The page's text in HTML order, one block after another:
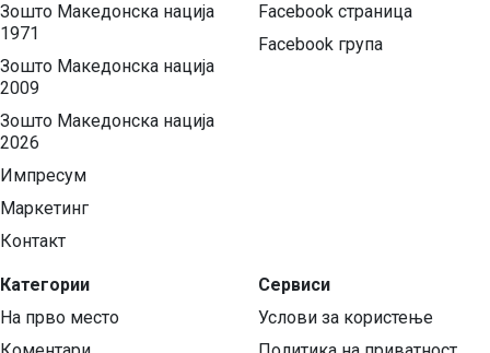
Зошто Македонска нација
1971
Зошто Македонска нација
2009
Зошто Македонска нација
2026
Импресум
Маркетинг
Контакт
Категории
На прво место
Facebook страница
Facebook група
Сервиси
Услови за користење